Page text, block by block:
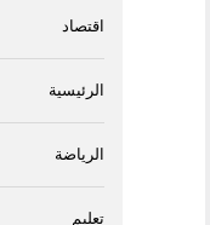
اقتصاد
الرئيسية
الرياضة
تعليم